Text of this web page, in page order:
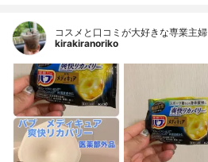
コスメと口コミが大好きな専業主婦
kirakiranoriko